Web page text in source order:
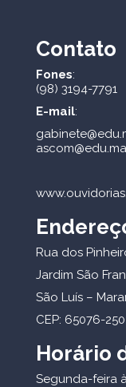
Contato
Fones:
(98) 3194-7791
E-mail:
Rua dos
Jardim São
São Luís –
CEP: 65076-250
Horário
Segunda-feira